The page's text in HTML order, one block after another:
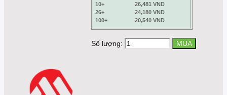
10+
26,481 VND
26+
24,180 VND
100+
20,540 VND
Số lượng: